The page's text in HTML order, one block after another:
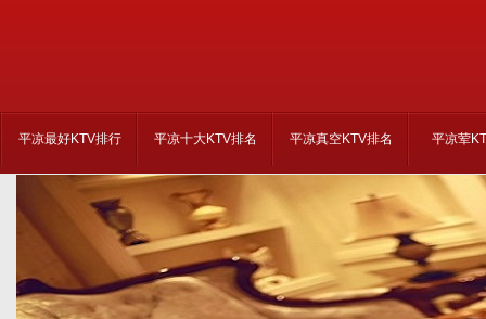
平凉最好KTV排行 平凉十大KTV排名 平凉真空KTV排名 平凉荤